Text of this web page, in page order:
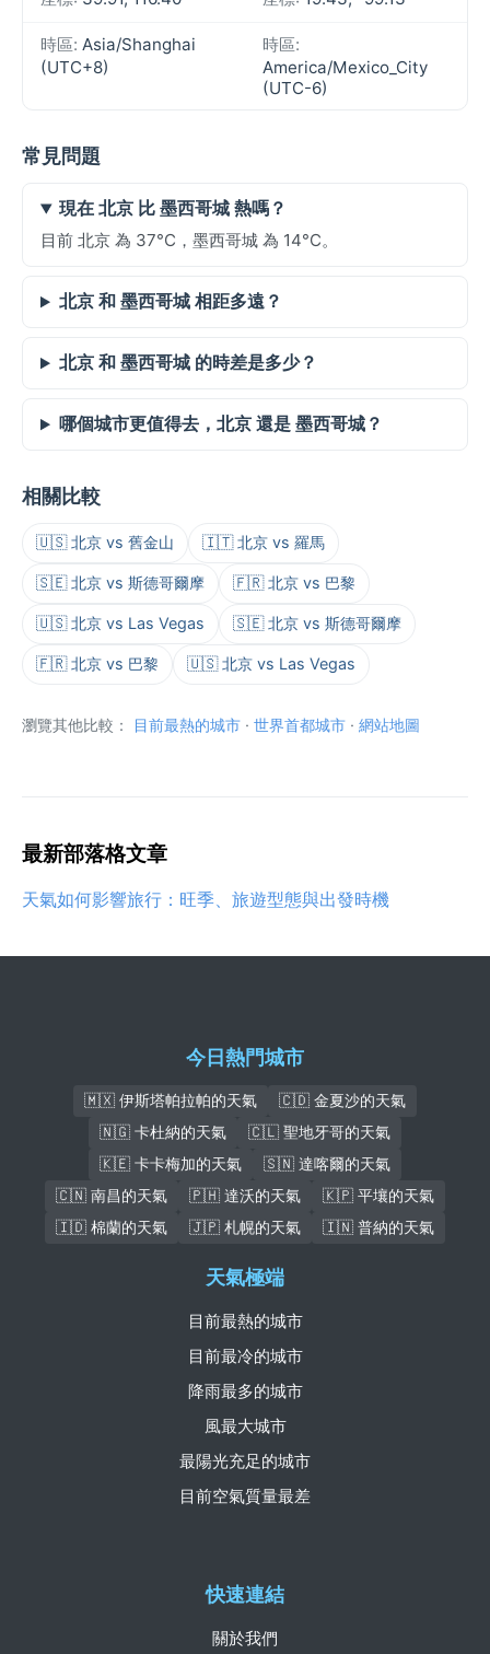
時區: Asia/Shanghai
(UTC+8)
時區:
America/Mexico_City
(UTC-6)
常見問題
現在 北京 比 墨西哥城 熱嗎？
目前 北京 為 37°C，墨西哥城 為 14°C。
北京 和 墨西哥城 相距多遠？
北京 和 墨西哥城 的時差是多少？
哪個城市更值得去，北京 還是 墨西哥城？
相關比較
🇺🇸 北京 vs 舊金山 🇮🇹 北京 vs 羅馬
🇸🇪 北京 vs 斯德哥爾摩 🇫🇷 北京 vs 巴黎
🇺🇸 北京 vs Las Vegas 🇸🇪 北京 vs 斯德哥爾摩
🇫🇷 北京 vs 巴黎 🇺🇸 北京 vs Las Vegas
瀏覽其他比較： 目前最熱的城市 · 世界首都城市 · 網站地圖
最新部落格文章
天氣如何影響旅行：旺季、旅遊型態與出發時機
今日熱門城市
🇲🇽 伊斯塔帕拉帕的天氣
🇨🇩 金夏沙的天氣
🇳🇬 卡杜納的天氣
🇨🇱 聖地牙哥的天氣
🇰🇪 卡卡梅加的天氣
🇸🇳 達喀爾的天氣
🇨🇳 南昌的天氣
🇵🇭 達沃的天氣
🇰🇵 平壤的天氣
🇮🇩 棉蘭的天氣
🇯🇵 札幌的天氣 🇮🇳 普納的天氣
快速連結
關於我們
天氣極端
目前最熱的城市
目前最冷的城市
降雨最多的城市
風最大城市
最陽光充足的城市
目前空氣質量最差